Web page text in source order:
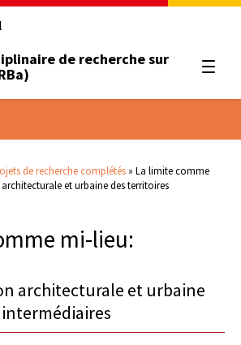
de recherche sur
de recherche complétés » La limite comme
et urbaine des territoires
mi-lieu:
architecturale et urbaine